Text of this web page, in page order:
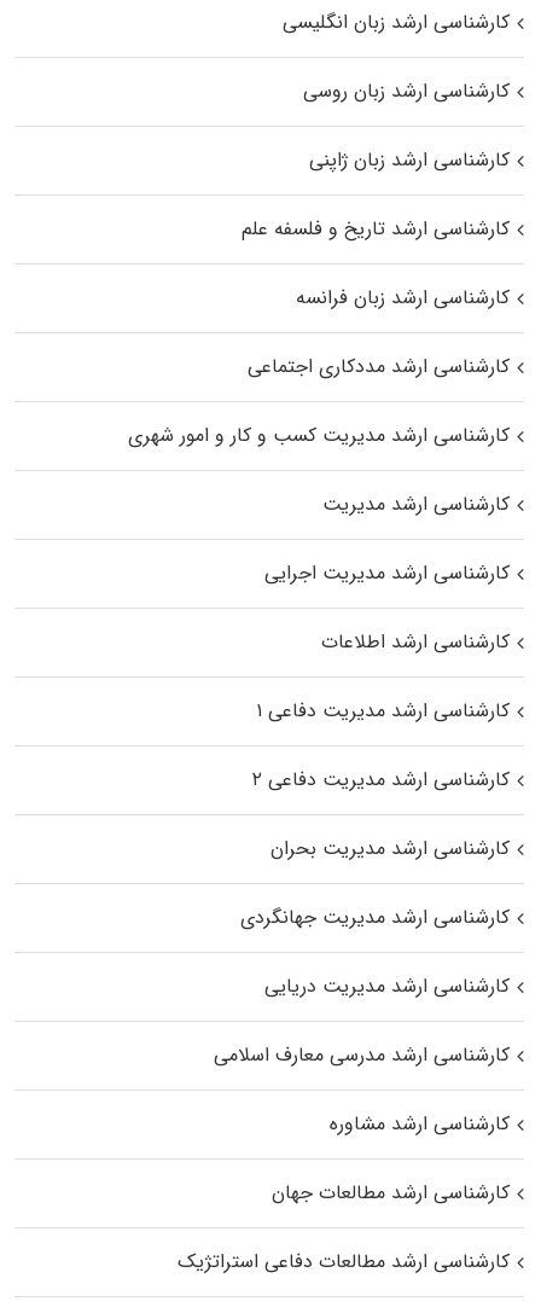
کارشناسی ارشد زبان انگلیسی
کارشناسی ارشد زبان روسی
کارشناسی ارشد زبان ژاپنی
کارشناسی ارشد تاریخ و فلسفه علم
کارشناسی ارشد زبان فرانسه
کارشناسی ارشد مددکاری اجتماعی
کارشناسی ارشد مدیریت کسب و کار و امور شهری
کارشناسی ارشد مدیریت
کارشناسی ارشد مدیریت اجرایی
کارشناسی ارشد اطلاعات
کارشناسی ارشد مدیریت دفاعی ۱
کارشناسی ارشد مدیریت دفاعی ۲
کارشناسی ارشد مدیریت بحران
کارشناسی ارشد مدیریت جهانگردی
کارشناسی ارشد مدیریت دریایی
کارشناسی ارشد مدرسی معارف اسلامی
کارشناسی ارشد مشاوره
کارشناسی ارشد مطالعات جهان
کارشناسی ارشد مطالعات دفاعی استراتژیک